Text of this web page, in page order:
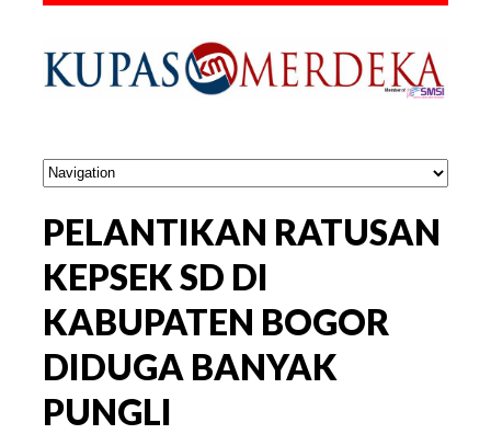
PELANTIKAN RATUSAN
KEPSEK SD DI
KABUPATEN BOGOR
DIDUGA BANYAK
PUNGLI